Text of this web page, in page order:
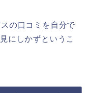
の口コミを自分で
にしかずというこ